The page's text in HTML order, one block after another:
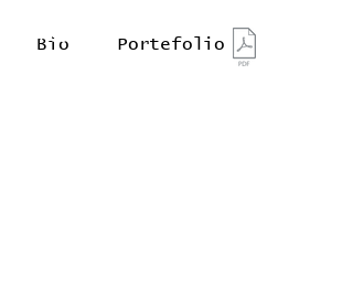
Bio
mon soleil
Portefolio